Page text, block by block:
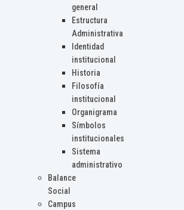
general
Estructura
Administrativa
Identidad
institucional
Historia
Filosofía
institucional
Organigrama
Símbolos
institucionales
Sistema
administrativo
Balance
Social
Campus